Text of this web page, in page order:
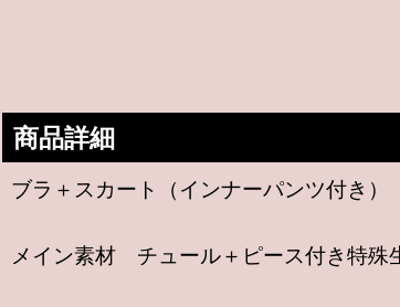
商品詳細
ブラ＋スカート（インナーパンツ付き
メイン素材 チュール＋ピース付き特殊